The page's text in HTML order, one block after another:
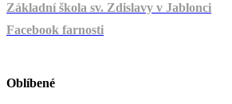
Základní škola sv. Zdislavy v Jablonci
Facebook farnosti
Oblíbené